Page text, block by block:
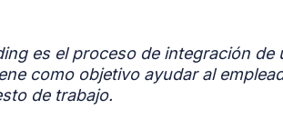
es el proceso de integración
como objetivo ayudar al
de trabajo.